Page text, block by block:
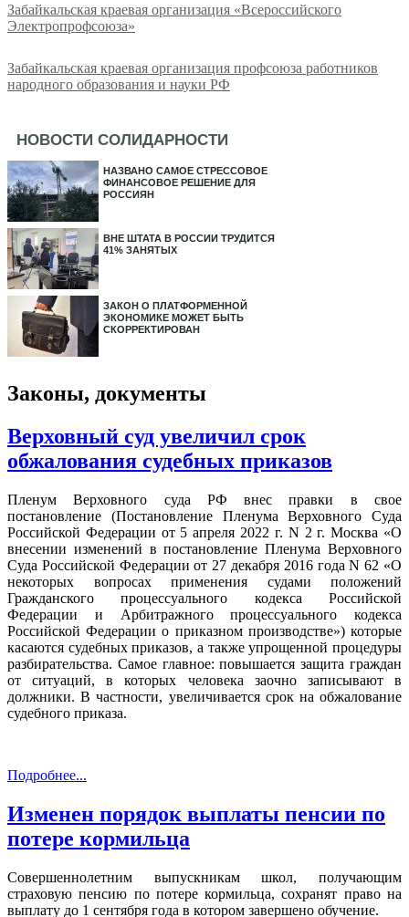
Забайкальская краевая организация «Всероссийского
Электропрофсоюза»
Забайкальская краевая организация профсоюза работников
народного образования и науки РФ
НОВОСТИ СОЛИДАРНОСТИ
НАЗВАНО САМОЕ СТРЕССОВОЕ
ФИНАНСОВОЕ РЕШЕНИЕ ДЛЯ
РОССИЯН
ВНЕ ШТАТА В РОССИИ ТРУДИТСЯ
41% ЗАНЯТЫХ
ЗАКОН О ПЛАТФОРМЕННОЙ
ЭКОНОМИКЕ МОЖЕТ БЫТЬ
СКОРРЕКТИРОВАН
Законы, документы
Верховный суд увеличил срок
обжалования судебных приказов
Пленум Верховного суда РФ внес правки в свое
постановление (Постановление Пленума Верховного Суда
Российской Федерации от 5 апреля 2022 г. N 2 г. Москва «О
внесении изменений в постановление Пленума Верховного
Суда Российской Федерации от 27 декабря 2016 года N 62 «О
некоторых вопросах применения судами положений
Гражданского процессуального кодекса Российской
Федерации и Арбитражного процессуального кодекса
Российской Федерации о приказном производстве») которые
касаются судебных приказов, а также упрощенной процедуры
разбирательства. Самое главное: повышается защита граждан
от ситуаций, в которых человека заочно записывают в
должники. В частности, увеличивается срок на обжалование
судебного приказа.
Подробнее...
Изменен порядок выплаты пенсии по
потере кормильца
Совершеннолетним выпускникам школ, получающим
страховую пенсию по потере кормильца, сохранят право на
выплату до 1 сентября года в котором завершено обучение.